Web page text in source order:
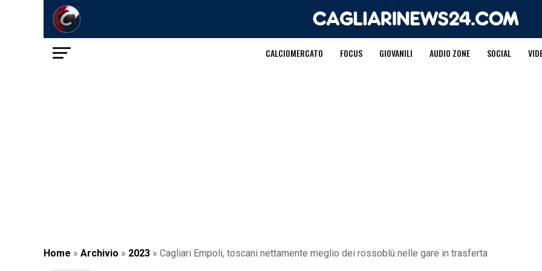
CALCIOMERCATO FOCUS GIOVANILI AUDIO ZONE SOCIAL
Home » Archivio » 2023 » Cagliari Empoli, toscani nettamente meglio dei rossoblù nelle gare in trasferta